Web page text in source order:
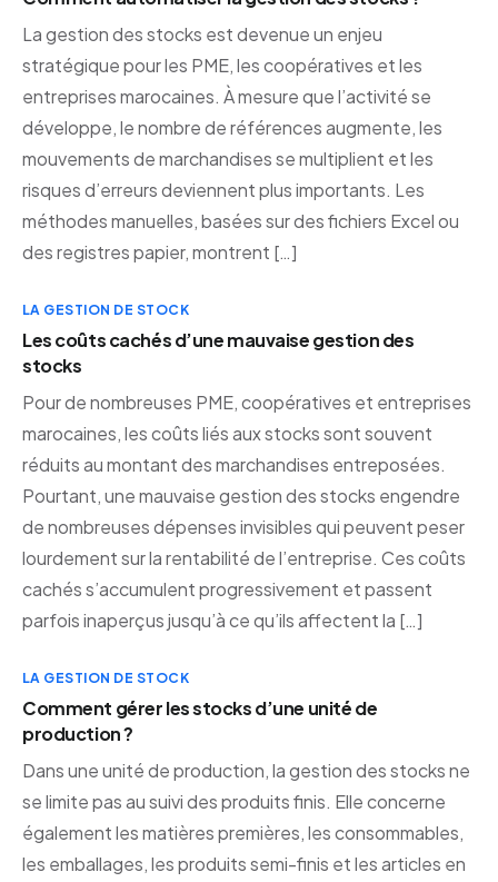
La gestion des stocks est devenue un enjeu
stratégique pour les PME, les coopératives et les
entreprises marocaines. À mesure que l’activité se
développe, le nombre de références augmente, les
mouvements de marchandises se multiplient et les
risques d’erreurs deviennent plus importants. Les
méthodes manuelles, basées sur des fichiers Excel ou
des registres papier, montrent […]
LA GESTION DE STOCK
Les coûts cachés d’une mauvaise gestion des
stocks
Pour de nombreuses PME, coopératives et entreprises
marocaines, les coûts liés aux stocks sont souvent
réduits au montant des marchandises entreposées.
Pourtant, une mauvaise gestion des stocks engendre
de nombreuses dépenses invisibles qui peuvent peser
lourdement sur la rentabilité de l’entreprise. Ces coûts
cachés s’accumulent progressivement et passent
parfois inaperçus jusqu’à ce qu’ils affectent la […]
LA GESTION DE STOCK
Comment gérer les stocks d’une unité de
production ?
Dans une unité de production, la gestion des stocks ne
se limite pas au suivi des produits finis. Elle concerne
également les matières premières, les consommables,
les emballages, les produits semi-finis et les articles en